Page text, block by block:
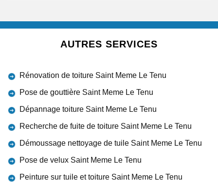
AUTRES SERVICES
Rénovation de toiture Saint Meme Le Tenu
Pose de gouttière Saint Meme Le Tenu
Dépannage toiture Saint Meme Le Tenu
Recherche de fuite de toiture Saint Meme Le Tenu
Démoussage nettoyage de tuile Saint Meme Le Tenu
Pose de velux Saint Meme Le Tenu
Peinture sur tuile et toiture Saint Meme Le Tenu